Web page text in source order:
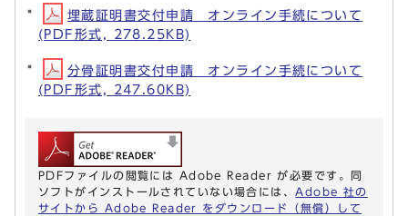
埋蔵証明書交付申請 オンライン手続について
(PDF形式, 278.25KB)
分骨証明書交付申請 オンライン手続について
(PDF形式, 247.60KB)
PDFファイルの閲覧には Adobe Reader が必要です。同
ソフトがインストールされていない場合には、 Adobe 社の
サイトから Adobe Reader をダウンロード（無償）して